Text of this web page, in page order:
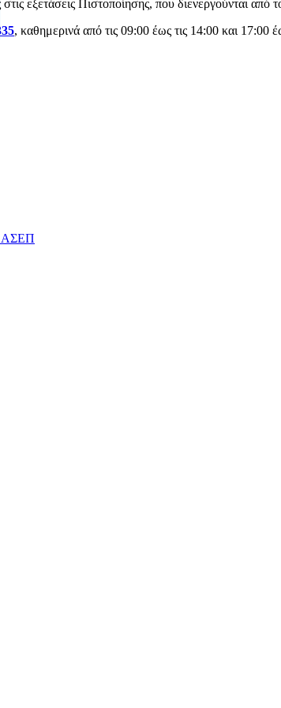
εξετάσεις Πιστοποίησης, που διενεργούνται από
, καθημερινά από τις 09:00 έως τις 14:00 και 17:00
ΑΣΕΠ